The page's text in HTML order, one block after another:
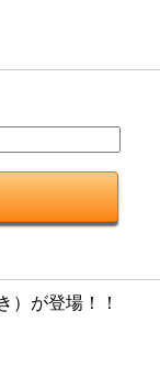
）が登場！！